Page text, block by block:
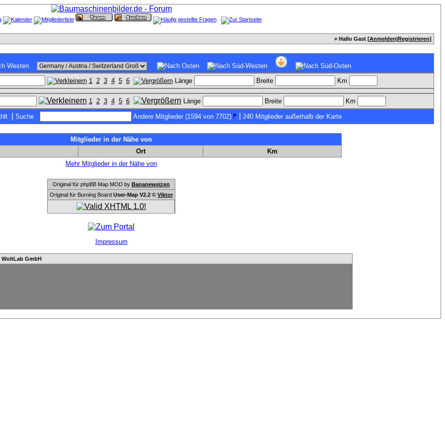
» Hallo Gast [Anmelden|Registrieren]
1 2 3 4 5 6 Länge Breite Km
1 2 3 4 5 6 Länge Breite Km
Suche Andere Mitglieder (1594 von 7702) | 240 Mitglieder außerhalb der Karte
Mitglieder in der Nähe von
Ort
Km
Mehr Mitglieder in der Nähe von
Original für phpBB Map MOD by Bananeweizen
Original für Burning Board User-Map V2.2 © Viktor
Impressum
WoltLab GmbH